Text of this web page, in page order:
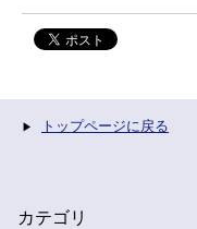
トップページに戻る
カテゴリ